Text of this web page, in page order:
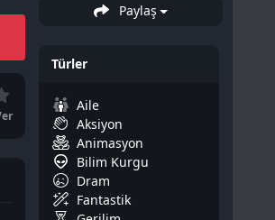
Paylaş
Türler
Aile
Aksiyon
Animasyon
Bilim Kurgu
Dram
Fantastik